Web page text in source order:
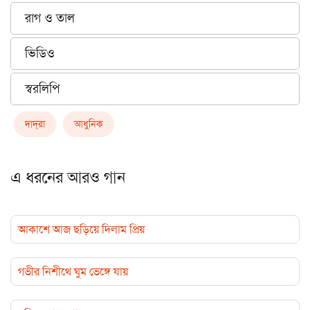
রাগ ও তাল
ভিডিও
স্বরলিপি
দাদ্‌রা আধুনিক
এ ধরনের আরও গান
আকাশে আজ ছড়িয়ে দিলাম প্রিয়
গভীর নিশীথে ঘুম ভেঙ্গে যায়